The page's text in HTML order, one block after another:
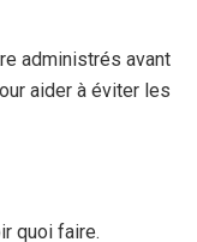
administrés avant
aider à éviter les
quoi faire.